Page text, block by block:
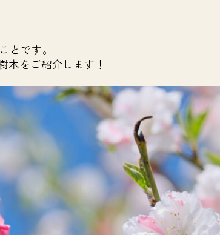
とです。
木をご紹介します！